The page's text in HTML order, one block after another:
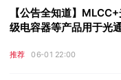
【公告全知道】
级电容器等产品用于光
推荐 06-01 22:00